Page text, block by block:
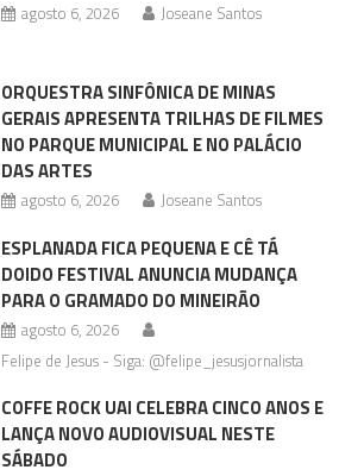
agosto 6, 2026 Joseane Santos
ORQUESTRA SINFÔNICA DE MINAS
GERAIS APRESENTA TRILHAS DE FILMES
NO PARQUE MUNICIPAL E NO PALÁCIO
DAS ARTES
agosto 6, 2026 Joseane Santos
ESPLANADA FICA PEQUENA E CÊ TÁ
DOIDO FESTIVAL ANUNCIA MUDANÇA
PARA O GRAMADO DO MINEIRÃO
agosto 6, 2026
Felipe de Jesus - Siga: @felipe_jesusjornalista
COFFE ROCK UAI CELEBRA CINCO ANOS E
LANÇA NOVO AUDIOVISUAL NESTE
SÁBADO